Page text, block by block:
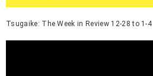
Tsugaike: The Week in Review 12-28 to 1-4